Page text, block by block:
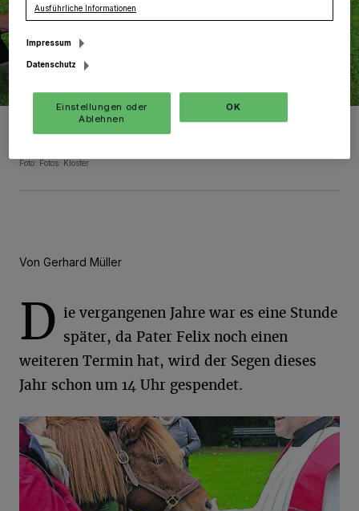
Lasset die Hunde zu mir kommen, sagt Oblaten-Chef Pater Felix.
Am Welt-Tierschutztag erinnert er so an den Heiligen Franziskus
Foto: Fotos: Kloster
Von Gerhard Müller
D ie vergangenen Jahre war es eine Stunde
später, da Pater Felix noch einen
weiteren Termin hat, wird der Segen dieses
Jahr schon um 14 Uhr gespendet.
Ausführliche Informationen
Impressum
Datenschutz
Einstellungen oder
Ablehnen
OK